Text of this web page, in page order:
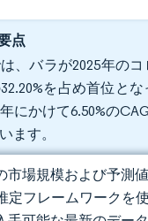
点
、バラが2025年の
を占め首位と
にかけて6.50%の
ます。
市場規模および予測
定フレームワークを